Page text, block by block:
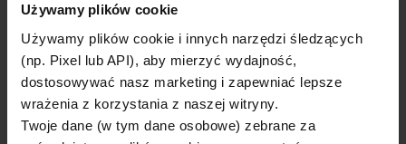
Używamy plików cookie
Używamy plików cookie i innych narzędzi śledzących
(np. Pixel lub API), aby mierzyć wydajność,
dostosowywać nasz marketing i zapewniać lepsze
wrażenia z korzystania z naszej witryny.
Twoje dane (w tym dane osobowe) zebrane za
zgodzić się na udzielenie kredytu gotówkowego, ale
pod warunkiem przedstawienia dodatkowego
zabezpieczenia. Najczęściej jest to poręczenie osoby
trzeciej, która znajduje się w dobrej sytuacji
finansowej lub wykupienie dodatkowego
ubezpieczenia.